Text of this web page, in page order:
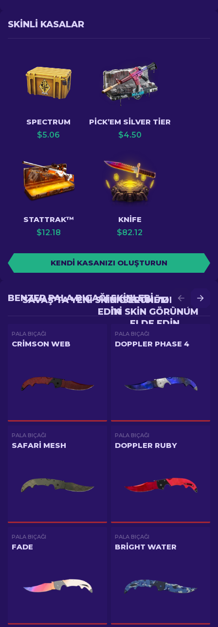
SKINLI KASALAR
SPECTRUM
$5.06
PICK’EM SILVER TIER
$4.50
STATTRAK™
$12.18
KNIFE
$82.12
KENDI KASANIZI OLUŞTURUN
YÜKSELTME'DE DAHA
IYI SKIN GÖRÜNÜM
ELDE EDIN
SAVAŞ'TA YENI SKIN GÖRÜNÜM ELDE
EDIN
BENZER PALA BIÇAĞI SKINLERI
PALA BIÇAĞI
CRIMSON WEB
PALA BIÇAĞI
DOPPLER PHASE 4
PALA BIÇAĞI
SAFARI MESH
PALA BIÇAĞI
DOPPLER RUBY
PALA BIÇAĞI
FADE
PALA BIÇAĞI
BRIGHT WATER